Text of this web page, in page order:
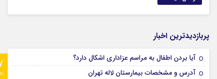
پربازدیدترین اخبار
آیا بردن اطفال به مراسم عزادارى اشکال دارد؟
آدرس و مشخصات بیمارستان لاله تهران